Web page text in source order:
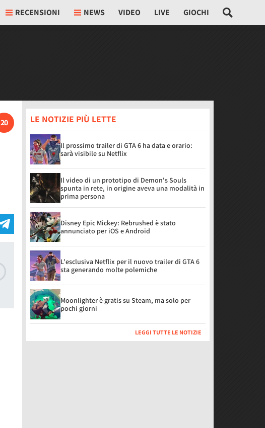
RECENSIONI NEWS VIDEO LIVE GIOCHI
20 LE NOTIZIE PIÙ LETTE
Il prossimo trailer di GTA 6 ha data e orario:
sarà visibile su Netflix
Il video di un prototipo di Demon's Souls
spunta in rete, in origine aveva una modalità in
prima persona
Disney Epic Mickey: Rebrushed è stato
annunciato per iOS e Android
L'esclusiva Netflix per il nuovo trailer di GTA 6
sta generando molte polemiche
Moonlighter è gratis su Steam, ma solo per
pochi giorni
LEGGI TUTTE LE NOTIZIE